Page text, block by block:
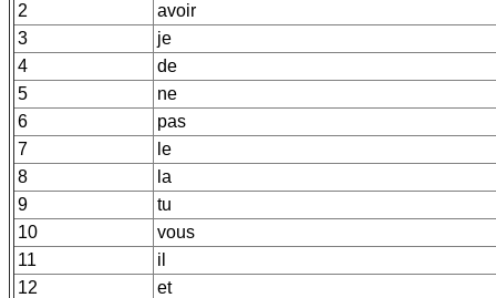
2
avoir
3
je
4
de
5
ne
6
pas
7
le
8
la
9
tu
10
vous
11
il
12
et